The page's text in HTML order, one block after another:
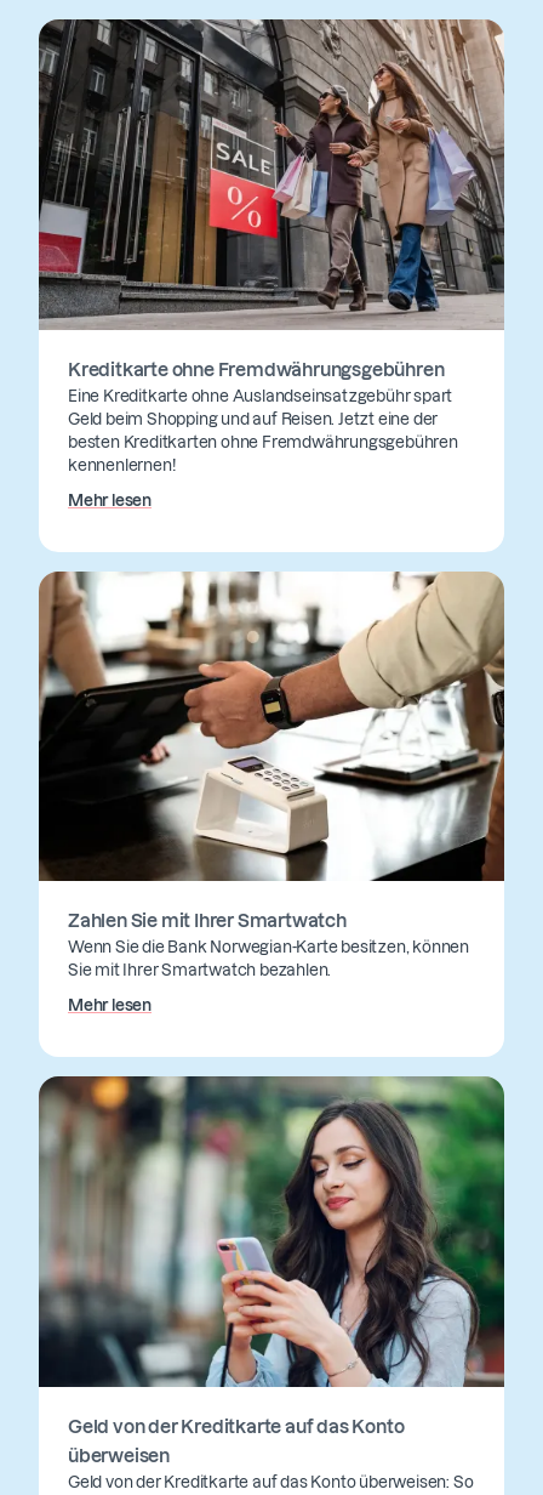
Kreditkarte ohne Fremdwährungsgebühren
Eine Kreditkarte ohne Auslandseinsatzgebühr spart
Geld beim Shopping und auf Reisen. Jetzt eine der
besten Kreditkarten ohne Fremdwährungsgebühren
kennenlernen!
Mehr lesen
Zahlen Sie mit Ihrer Smartwatch
Wenn Sie die Bank Norwegian-Karte besitzen, können
Sie mit Ihrer Smartwatch bezahlen.
Mehr lesen
Geld von der Kreditkarte auf das Konto
überweisen
Geld von der Kreditkarte auf das Konto überweisen: So